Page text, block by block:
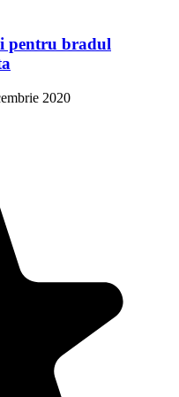
pentru bradul
2020